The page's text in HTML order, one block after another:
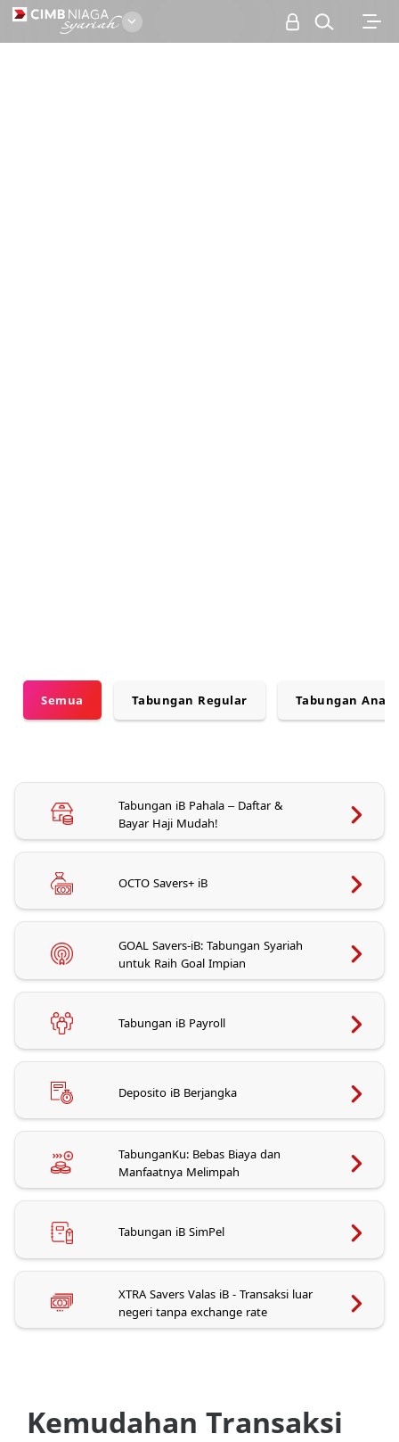
Personal
Semua Tabungan Regular Tabungan
Tabungan iB Pahala – Daftar &
Bayar Haji Mudah!
OCTO Savers+ iB
GOAL Savers-iB: Tabungan Syariah
untuk Raih Goal Impian
Tabungan iB Payroll
Deposito iB Berjangka
TabunganKu: Bebas Biaya dan
Manfaatnya Melimpah
Tabungan iB SimPel
XTRA Savers Valas iB - Transaksi luar
negeri tanpa exchange rate
Kemudahan Transaksi